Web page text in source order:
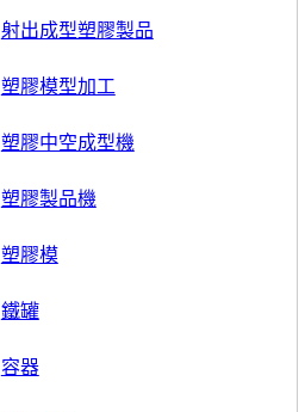
射出成型塑膠製品
塑膠模型加工
塑膠中空成型機
塑膠製品機
塑膠模
鐵罐
容器